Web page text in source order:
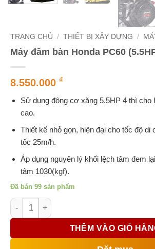
TRANG CHỦ / THIẾT BỊ XÂY DỰNG /
Máy đầm bàn Honda PC60
8.550.000 ₫
Sử dụng động cơ xăng 5.5HP 4 thì cho
cao.
Thiết kế nhỏ gọn, hiện đại cho tốc độ di
tốc 25m/h.
Áp dụng nguyên lý khối lệch tâm đem
tâm 1030(kgf).
Đã bán 99 sản phẩm
Máy đầm bàn Honda PC60 (5.5HP) số
THÊM VÀO GIỎ